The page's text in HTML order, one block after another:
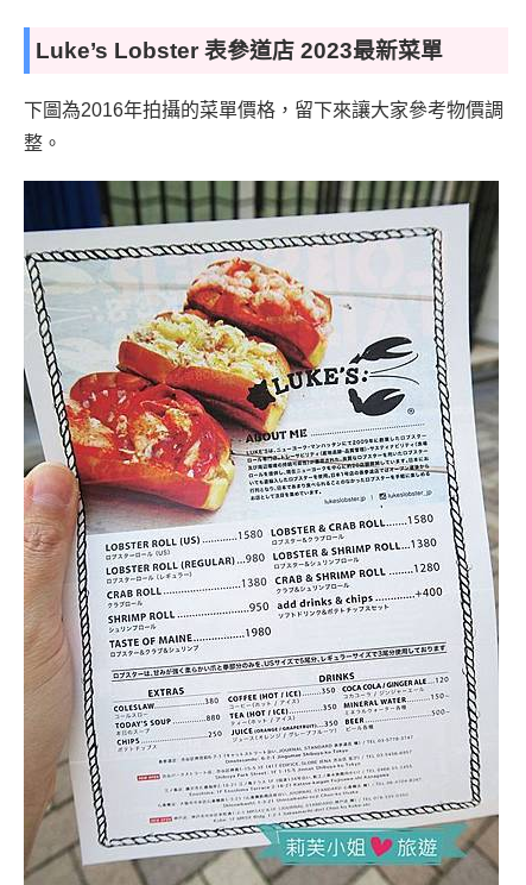
Luke’s Lobster 表參道店 2023最新菜單
下圖為2016年拍攝的菜單價格，留下來讓大家參考物價調
整。